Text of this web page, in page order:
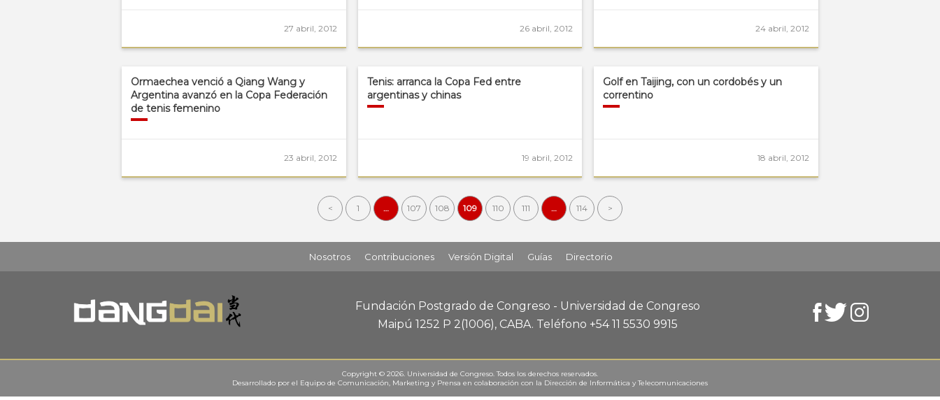
27 abril, 2012 26 abril, 2012 24 abril, 2012
Ormaechea venció a Qiang Wang y
Argentina avanzó en la Copa Federación
de tenis femenino
23 abril, 2012
Tenis: arranca la Copa Fed entre
argentinas y chinas
19 abril, 2012
Golf en Taijing, con un cordobés y un
correntino
18 abril, 2012
< 1 … 107 108 109 110 111 … 114 >
Nosotros Contribuciones Versión Digital Guías Directorio
Fundación Postgrado de Congreso - Universidad de Congreso
Maipú 1252 P 2 (1006), CABA. Teléfono +54 11 5530 9915
Copyright © 2026. Universidad de Congreso. Todos los derechos reservados.
Desarrollado por el Equipo de Comunicación, Marketing y Prensa en colaboración con la Dirección de Informática y Telecomunicaciones